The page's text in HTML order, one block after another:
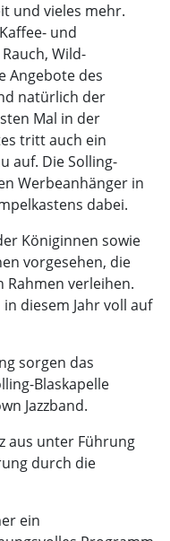
und vieles mehr.
und
Wild-
Angebote des
natürlich der
Mal in der
tritt auch ein
auf. Die Solling-
Werbeanhänger in
dabei.
Königinnen sowie
vorgesehen, die
verleihen.
diesem Jahr voll auf
sorgen das
Blaskapelle
Jazzband.
aus unter Führung
durch die
ein